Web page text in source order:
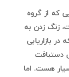
که از گروه
زنگ زدن به
بازاریابی
دستبافت
هست. اما